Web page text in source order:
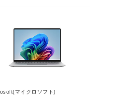
年6月]
マイクロソフト)